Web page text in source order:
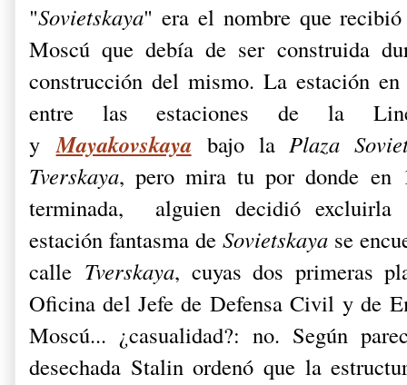
"Sovietskaya" era el nombre que
Moscú que debía de ser construida
construcción del mismo. La estación en
entre las estaciones de la
yMayakovskaya bajo laPlaza
Tverskaya, pero mira tu por donde en
terminada, alguien decidió
estación fantasma de Sovietskaya se
calle Tverskaya, cuyas dos primeras
Oficina del Jefe de Defensa Civil y de
Moscú... ¿casualidad?: no. Según
desechada Stalin ordenó que la